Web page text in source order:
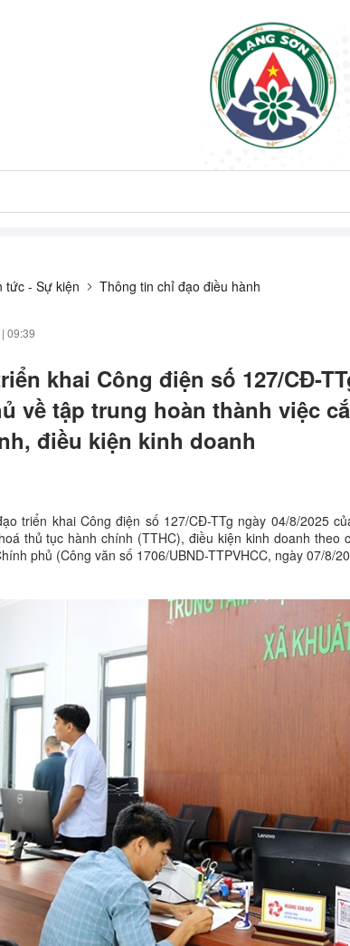
tức - Sự kiện Thông tin chỉ đạo điều hành
| 09:39
khai Công điện số 127/CĐ-
về tập trung hoàn thành việc
điều kiện kinh doanh
triển khai Công điện số 127/CĐ-TTg ngày 04/8/2025
thủ tục hành chính (TTHC), điều kiện kinh doanh theo
phủ (Công văn số 1706/UBND-TTPVHCC, ngày 07/8/